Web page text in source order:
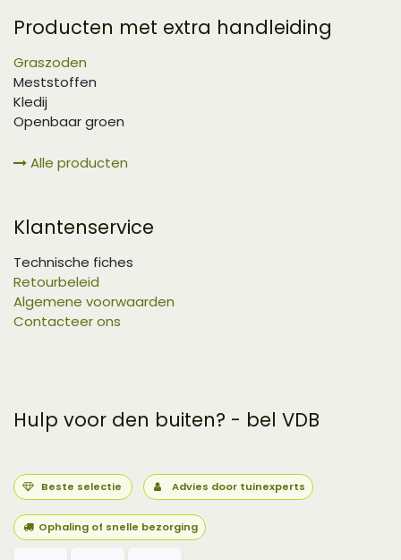
Producten met extra handleiding
Graszoden
Meststoffen
Kledij
Openbaar groen
Alle producten
Klantenservice
Technische fiches
Retourbeleid
Algemene voorwaarden
Contacteer ons
Hulp voor den buiten? - bel VDB
Beste selectie Advies door tuinexperts
Ophaling of snelle bezorging